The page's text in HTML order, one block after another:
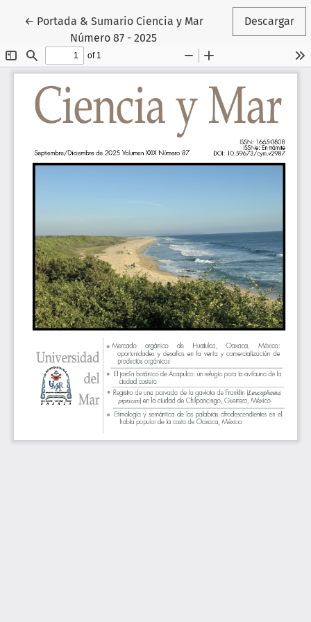
← Volver a los detalles del artículo
Portada & Sumario Ciencia y Mar
Número 87 - 2025
Descargar